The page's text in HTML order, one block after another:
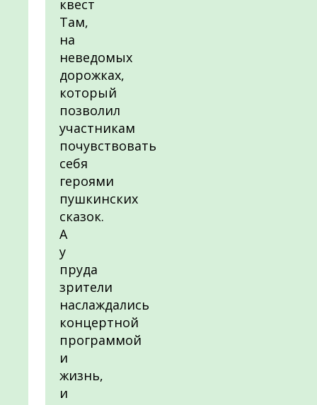
квест
Там,
на
неведомых
дорожках,
который
позволил
участникам
почувствовать
себя
героями
пушкинских
сказок.
А
у
пруда
зрители
наслаждались
концертной
программой
и
жизнь,
и